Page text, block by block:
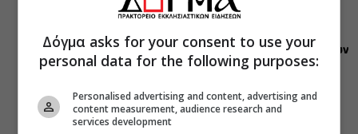
καταστροφικών
πυρκαγιών
Δόγμα asks for your consent to use your
personal data for the following purposes:
Personalised advertising and content, advertising and
content measurement, audience research and
services development